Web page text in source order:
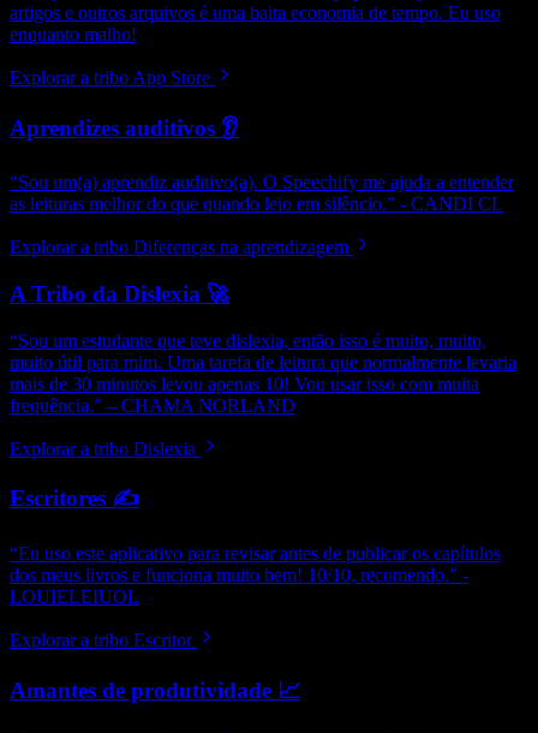
artigos e outros arquivos é uma baita economia de tempo. Eu uso
enquanto malho!
Explorar a tribo App Store
Aprendizes auditivos 👂
“Sou um(a) aprendiz auditivo(a). O Speechify me ajuda a entender
as leituras melhor do que quando leio em silêncio.” - CANDI CL
Explorar a tribo Diferenças na aprendizagem
A Tribo da Dislexia 🚀
“Sou um estudante que teve dislexia, então isso é muito, muito,
muito útil para mim. Uma tarefa de leitura que normalmente levaria
mais de 30 minutos levou apenas 10! Vou usar isso com muita
frequência.” – CHAMA NORLAND
Explorar a tribo Dislexia
Escritores ✍️
“Eu uso este aplicativo para revisar antes de publicar os capítulos
dos meus livros e funciona muito bem! 10/10, recomendo.” -
LOUIELEIUOL
Explorar a tribo Escritor
Amantes de produtividade 📈